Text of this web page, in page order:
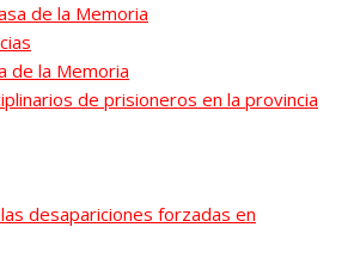
de la Memoria
de la Memoria
de prisioneros en la provincia
desapariciones forzadas en